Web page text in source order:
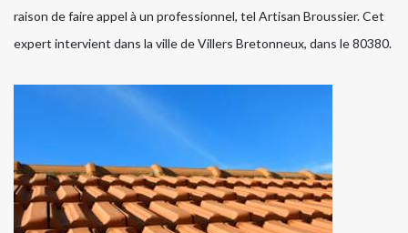
raison de faire appel à un professionnel, tel Artisan Broussier. Cet
expert intervient dans la ville de Villers Bretonneux, dans le 80380.